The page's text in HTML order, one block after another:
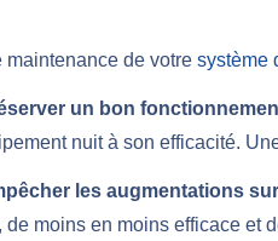
maintenance de votre système
un bon
nuit à son efficacité.
les augmentations
de moins en moins efficace et